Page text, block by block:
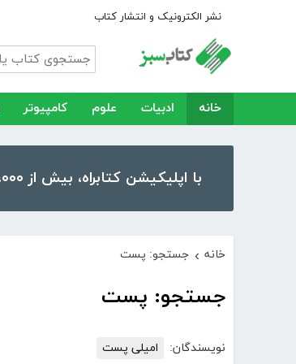
نشر الکترونیک و انتشار کتاب
خانه ادبیات علوم کامپیوتر
با اپلیکیشن کتابراه، بیش از ۵۰،۰۰۰ کتاب، کتاب صوتی و رمان را در موبایل و تبلت خود داشته باشید!
خانه › جستجو: پست
جستجو: پست
نویسندگان: امیلی پست